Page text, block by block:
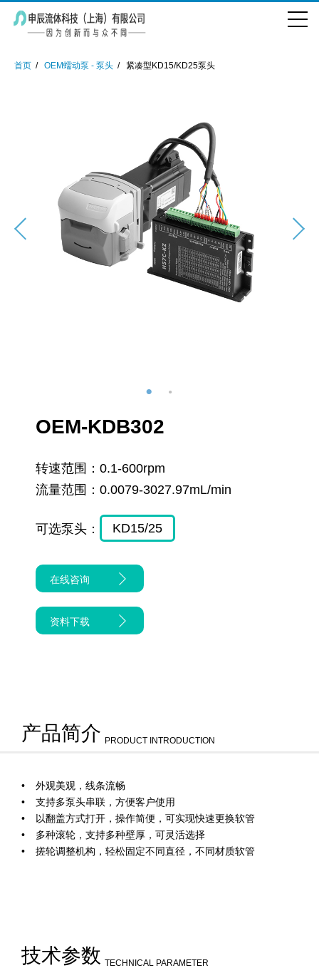
首页 OEM蠕动泵 - 泵头 紧凑型KD15/KD25泵头
OEM-KDB302
转速范围： 0.1-600rpm
流量范围： 0.0079-3027.97mL/min
可选泵头： KD15/25
在线咨询
资料下载
产品简介 PRODUCT INTRODUCTION
外观美观，线条流畅
支持多泵头串联，方便客户使用
以翻盖方式打开，操作简便，可实现快速更换软管
多种滚轮，支持多种壁厚，可灵活选择
搓轮调整机构，轻松固定不同直径，不同材质软管
技术参数 TECHNICAL PARAMETER